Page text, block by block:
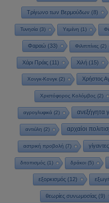
Τρίγωνο των Βερμούδων (8)
Τυνησία(3) Υεμένη (1)
Φαραώ (33) Φιλιππίνες (2)
Χάρι Πράις (11) Χιλή (15)
Χονγκ-Κονγκ(2) Χρήστος
Χριστόφορος Κολόμβος (2)
αγρογλυφικά (2) ανεξήγητα
αντιύλη (2) αρχαίοι
αστρική προβολή (7) γίγαντες
διτοπισμός (1) δράκοι(5)
εξορκισμός(12)
θεωρίες συνωμοσίας(9)